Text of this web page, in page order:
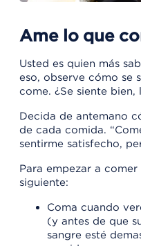
Ame lo que
Usted es quien más
eso, observe cómo se
come. ¿Se siente bien,
Decida de antemano
de cada comida.
sentirme satisfecho,
Para empezar a
siguiente:
Coma cuando
(y antes de que
sangre esté